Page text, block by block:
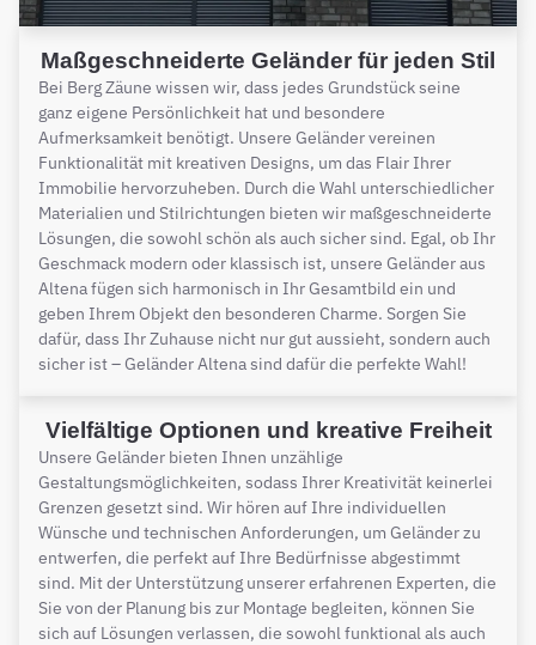
Maßgeschneiderte Geländer für jeden Stil
Bei Berg Zäune wissen wir, dass jedes Grundstück seine
ganz eigene Persönlichkeit hat und besondere
Aufmerksamkeit benötigt. Unsere Geländer vereinen
Funktionalität mit kreativen Designs, um das Flair Ihrer
Immobilie hervorzuheben. Durch die Wahl unterschiedlicher
Materialien und Stilrichtungen bieten wir maßgeschneiderte
Lösungen, die sowohl schön als auch sicher sind. Egal, ob Ihr
Geschmack modern oder klassisch ist, unsere Geländer aus
Altena fügen sich harmonisch in Ihr Gesamtbild ein und
geben Ihrem Objekt den besonderen Charme. Sorgen Sie
dafür, dass Ihr Zuhause nicht nur gut aussieht, sondern auch
sicher ist – Geländer Altena sind dafür die perfekte Wahl!
Vielfältige Optionen und kreative Freiheit
Unsere Geländer bieten Ihnen unzählige
Gestaltungsmöglichkeiten, sodass Ihrer Kreativität keinerlei
Grenzen gesetzt sind. Wir hören auf Ihre individuellen
Wünsche und technischen Anforderungen, um Geländer zu
entwerfen, die perfekt auf Ihre Bedürfnisse abgestimmt
sind. Mit der Unterstützung unserer erfahrenen Experten, die
Sie von der Planung bis zur Montage begleiten, können Sie
sich auf Lösungen verlassen, die sowohl funktional als auch